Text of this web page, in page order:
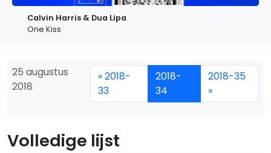
Calvin Harris & Dua Lipa
One Kiss
25 augustus
2018
« 2018-
33
2018-
34
2018-35
»
Volledige lijst